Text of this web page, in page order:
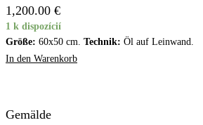
1,200.00 €
1 k dispozícií
Größe: 60x50 cm. Technik: Öl auf Leinwand.
In den Warenkorb
Gemälde